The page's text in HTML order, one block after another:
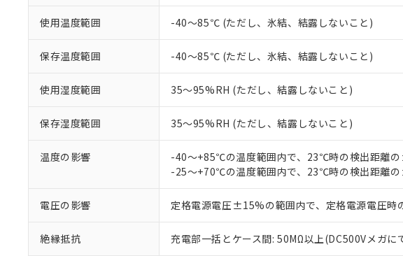
使用温度範囲 -40～85℃ (ただし、氷結、結露しないこと)
保存温度範囲 -40～85℃ (ただし、氷結、結露しないこと)
使用湿度範囲 35～95%RH (ただし、結露しないこと)
保存湿度範囲 35～95%RH (ただし、結露しないこと)
温度の影響
-40～+85℃の温度範囲内で、23℃時の検出距離
-25～+70℃の温度範囲内で、23℃時の検出距離
電圧の影響 定格電源電圧±15%の範囲内で、定格電源電圧
絶縁抵抗 充電部一括とケース間: 50MΩ以上(DC500Vメガに
当社制御機器事業取扱商品の中
在庫状況および標準価格照会結
のであり、閲覧された時点での
い。
正式な納期状況および標準価格
オムロン制御機器販売店や当社販
在庫状況および標準価格結果を
す。
マイパーツ機能（部品リスト作
ている必要があります。
お客様が当ウェブサイト上で当
が、当社の製品・サービスに関
さい。
※当社の共同利用者とは、"個人
いる法人を指します。
鉛(Pb) 1000ppm以下、 水銀(Hg) 1000ppm以下
六価クロム(Cr(Ⅵ)) 1000ppm以下、ポリ臭化ビフ
フタル酸ビス(2-エチルヘキシル) (DEHP)(別名：
ル（DBP） 1000ppm以下、フタル酸ジイソブ
但し、RoHS指令で産業用監視および制御機器に
フタル酸エステル類の４物質については閾値を
※2 対応予定月
部品在庫の切り替え状況などにより、
※3 非含有証明書ダウンロード
下記の非含有証明書をダウンロードす
「－」：未確認です。当社販売部門
*中国RoHS10物質の基準値 (GB/T26572)：
Cr(Ⅵ)(六価クロム) : 1000ppm、 PBBs(ポリ臭化
※2 環境保護使用期限
「ｅ」：有害物質（10物質）のすべ
「10」：通常の使用状況下において
味します。
「－」：未確認です。当社販売部門
などの必要な手続きをとります。
当社は規制貨物を破棄する場合
ます。
当社は貴社製品を、核兵器、ミ
置等に一切使用いたしません。
また当社は、販売先および販売
たしません。
合意
記
説明
機器販売店・当社販売員にご
白